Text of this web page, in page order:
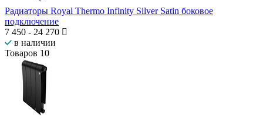
Радиаторы Royal Thermo Infinity Silver Satin боковое
подключение
7 450 - 24 270
в наличии
Товаров 10